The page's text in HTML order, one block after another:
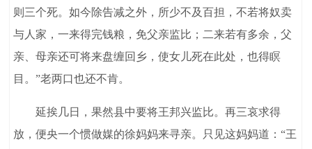
则三个死。如今除告减之外，所少不及百担，不若将奴卖
与人家，一来得完钱粮，免父亲监比；二来若有多余，父
亲、母亲还可将来盘缠回乡，使女儿死在此处，也得瞑
目。”老两口也还不肯。
延挨几日，果然县中要将王邦兴监比。再三哀求得
放，便央一个惯做媒的徐妈妈来寻亲。只见这妈妈道：“王